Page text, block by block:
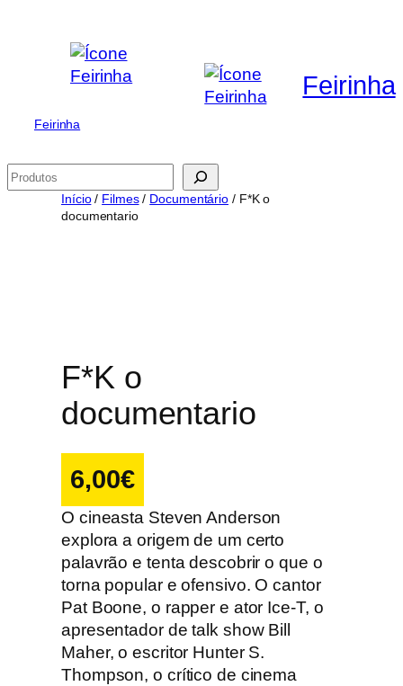
conteúdo
Feirinha
Feirinha
Pesquisar
Início/ Filmes/ Documentário / F*K o
documentario
F*K o
documentario
6,00€
O cineasta Steven Anderson
explora a origem de um certo
palavrão e tenta descobrir o que o
torna popular e ofensivo. O cantor
Pat Boone, o rapper e ator Ice-T, o
apresentador de talk show Bill
Maher, o escritor Hunter S.
Thompson, o crítico de cinema